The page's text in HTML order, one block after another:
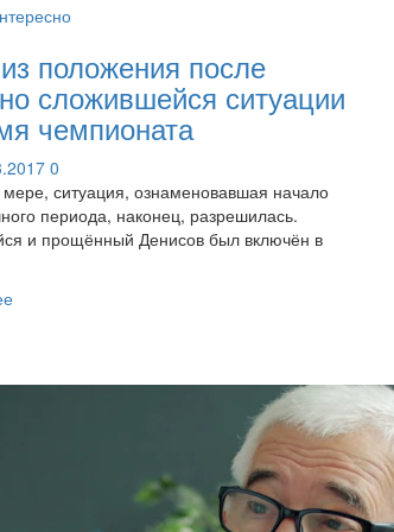
положения после
сложившейся ситуации
чемпионата
0
ситуация, ознаменовавшая начало
периода, наконец, разрешилась.
и прощённый Денисов был включён в
Прочитать
из